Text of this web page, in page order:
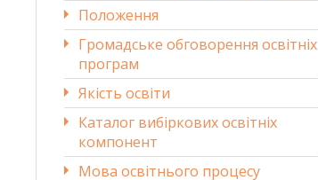
Положення
Громадське обговорення освітніх
програм
Якість освіти
Каталог вибіркових освітніх
компонент
Мова освітнього процесу